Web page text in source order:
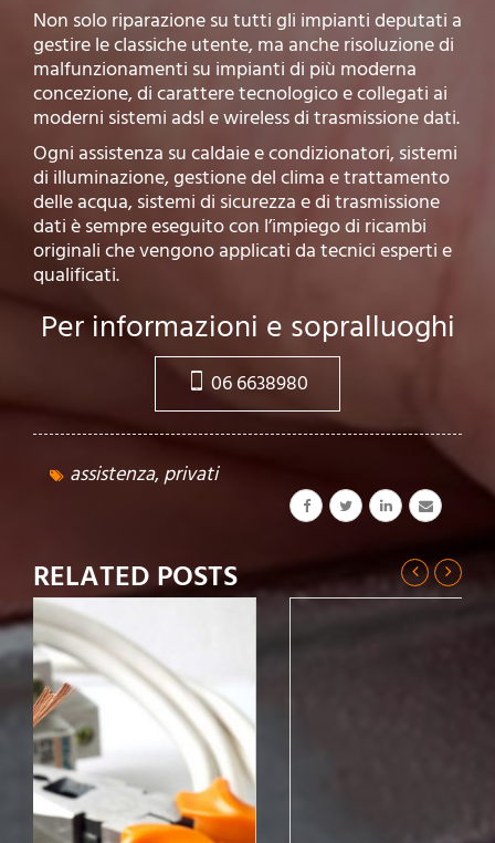
Non solo riparazione su tutti gli impianti deputati a
gestire le classiche utente, ma anche risoluzione di
malfunzionamenti su impianti di più moderna
concezione, di carattere tecnologico e collegati ai
moderni sistemi adsl e wireless di trasmissione dati.
Ogni assistenza su caldaie e condizionatori, sistemi
di illuminazione, gestione del clima e trattamento
delle acqua, sistemi di sicurezza e di trasmissione
dati è sempre eseguito con l’impiego di ricambi
originali che vengono applicati da tecnici esperti e
qualificati.
Per informazioni e sopralluoghi
06 6638980
assistenza, privati
RELATED POSTS